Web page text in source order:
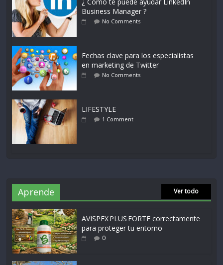
Business Manager ?
No Comments
Fechas clave para los especialistas
en marketing de Twitter
No Comments
LIFESTYLE
1 Comment
Aprende Ver todo
AVISPEX PLUS FORTE correctamente
para proteger tu entorno
0